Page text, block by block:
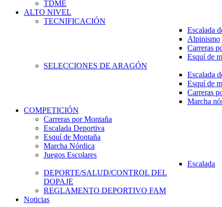
TDME
ALTO NIVEL
TECNIFICACIÓN
Escalada
Alpinismo
Carreras
Esquí de
SELECCIONES DE ARAGÓN
Escalada
Esquí de
Carreras
Marcha
COMPETICIÓN
Carreras por Montaña
Escalada Deportiva
Esquí de Montaña
Marcha Nórdica
Juegos Escolares
Escalada
DEPORTE/SALUD/CONTROL DEL
DOPAJE
REGLAMENTO DEPORTIVO FAM
Noticias